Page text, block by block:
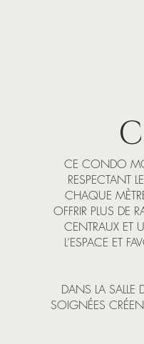
CE CONDO
RESPECTANT
CHAQUE
OFFRIR PLUS DE
CENTRAUX ET
L’ESPACE ET
DANS LA SALLE
SOIGNÉES